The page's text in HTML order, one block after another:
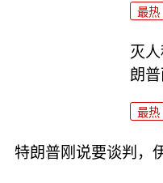
最热
灭
朗
最热
特朗普刚说要谈判，